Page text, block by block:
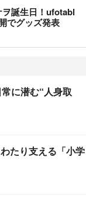
ヲ誕生日！ufotabl
でグッズ発表
に潜む“人身取
たり支える「小学